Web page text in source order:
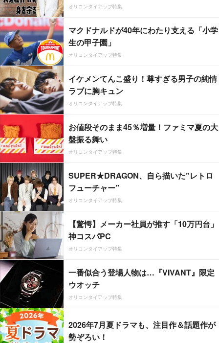
オリコンタイアップ特集
マクドナルドが40年にわたり支える「小学
生の甲子園」
オリコンタイアップ特集
イケメンてんこ盛り！尊すぎる男子の純情
ラブに胸キュン
オリコンタイアップ特集
お値段そのまま45％増量！ファミマ夏の大
盤振る舞い
オリコンタイアップ特集
SUPER★DRAGON、自ら描いた”レトロ
フューチャー”
オリコンタイアップ特集
【驚愕】メーカー社員が推す「10万円台」
神コスパPC
オリコンタイアップ特集
一番似合う登場人物は…『VIVANT』限定
ウオッチ
オリコンタイアップ特集
2026年7月夏ドラマも、注目作＆話題作が
勢ぞろい！